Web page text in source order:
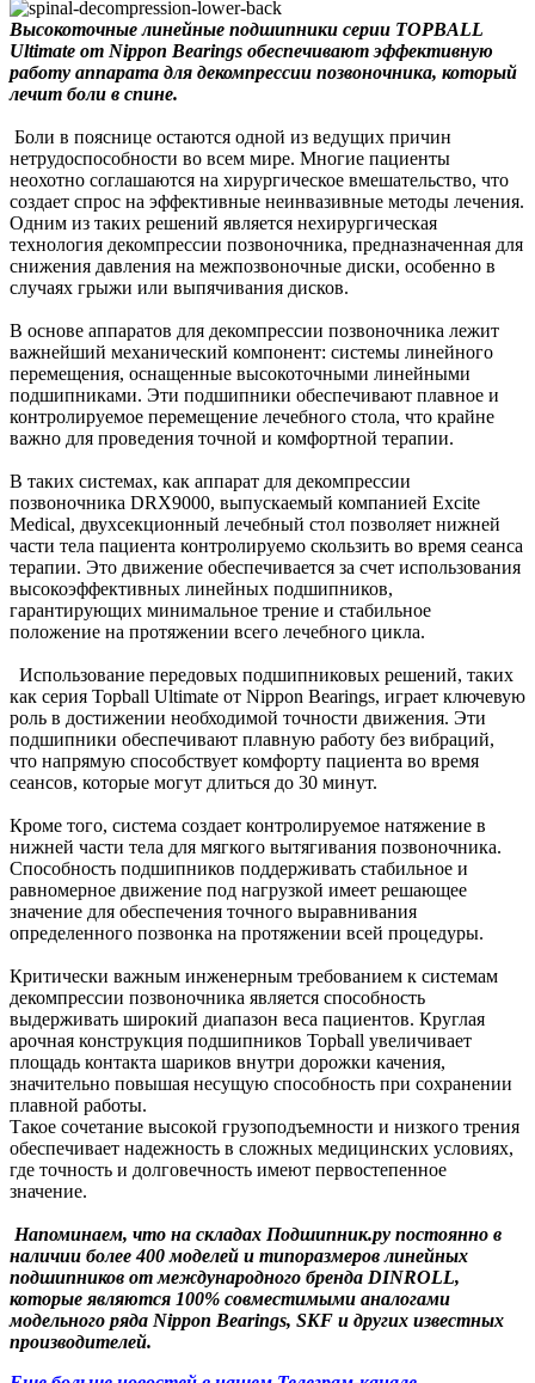
Высокоточные линейные подшипники серии TOPBALL
Ultimate от Nippon Bearings обеспечивают эффективную
работу аппарата для декомпрессии позвоночника, который
лечит боли в спине.
Боли в пояснице остаются одной из ведущих причин
нетрудоспособности во всем мире. Многие пациенты
неохотно соглашаются на хирургическое вмешательство, что
создает спрос на эффективные неинвазивные методы лечения.
Одним из таких решений является нехирургическая
технология декомпрессии позвоночника, предназначенная для
снижения давления на межпозвоночные диски, особенно в
случаях грыжи или выпячивания дисков.
В основе аппаратов для декомпрессии позвоночника лежит
важнейший механический компонент: системы линейного
перемещения, оснащенные высокоточными линейными
подшипниками. Эти подшипники обеспечивают плавное и
контролируемое перемещение лечебного стола, что крайне
важно для проведения точной и комфортной терапии.
В таких системах, как аппарат для декомпрессии
позвоночника DRX9000, выпускаемый компанией Excite
Medical, двухсекционный лечебный стол позволяет нижней
части тела пациента контролируемо скользить во время сеанса
терапии. Это движение обеспечивается за счет использования
высокоэффективных линейных подшипников,
гарантирующих минимальное трение и стабильное
положение на протяжении всего лечебного цикла.
Использование передовых подшипниковых решений, таких
как серия Topball Ultimate от Nippon Bearings, играет ключевую
роль в достижении необходимой точности движения. Эти
подшипники обеспечивают плавную работу без вибраций,
что напрямую способствует комфорту пациента во время
сеансов, которые могут длиться до 30 минут.
Кроме того, система создает контролируемое натяжение в
нижней части тела для мягкого вытягивания позвоночника.
Способность подшипников поддерживать стабильное и
равномерное движение под нагрузкой имеет решающее
значение для обеспечения точного выравнивания
определенного позвонка на протяжении всей процедуры.
Критически важным инженерным требованием к системам
декомпрессии позвоночника является способность
выдерживать широкий диапазон веса пациентов. Круглая
арочная конструкция подшипников Topball увеличивает
площадь контакта шариков внутри дорожки качения,
значительно повышая несущую способность при сохранении
плавной работы.
Такое сочетание высокой грузоподъемности и низкого трения
обеспечивает надежность в сложных медицинских условиях,
где точность и долговечность имеют первостепенное
значение.
Напоминаем, что на складах Подшипник.ру постоянно в
наличии более 400 моделей и типоразмеров линейных
подшипников от международного бренда DINROLL,
которые являются 100% совместимыми аналогами
модельного ряда Nippon Bearings, SKF и других известных
производителей.